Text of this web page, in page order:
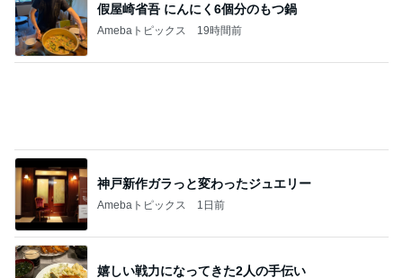
假屋崎省吾 にんにく6個分のもつ鍋
Amebaトピックス 19時間前
嬉しい戦力になってきた2人の手伝い
Amebaトピックス 14時間前